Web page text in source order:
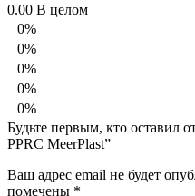
0.00 В целом
0%
0%
0%
0%
0%
Будьте первым, кто оставил
PPRС MeerPlast”
Ваш адрес email не будет
помечены *